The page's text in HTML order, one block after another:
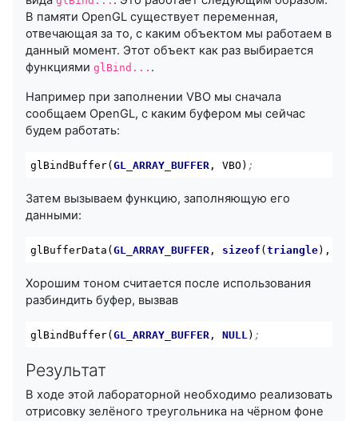
В памяти OpenGL существует переменная,
отвечающая за то, с каким объектом мы работаем в
данный момент. Этот объект как раз выбирается
функциями glBind... .
Например при заполнении VBO мы сначала
сообщаем OpenGL, с каким буфером мы сейчас
будем работать:
glBindBuffer(GL_ARRAY_BUFFER , VBO) ;
Затем вызываем функцию, заполняющую его
данными:
glBufferData(GL_ARRAY_BUFFER , sizeof (triangle),
Хорошим тоном считается после использования
разбиндить буфер, вызвав
glBindBuffer(GL_ARRAY_BUFFER , NULL ) ;
Результат
В ходе этой лабораторной необходимо реализовать
отрисовку зелёного треугольника на чёрном фоне